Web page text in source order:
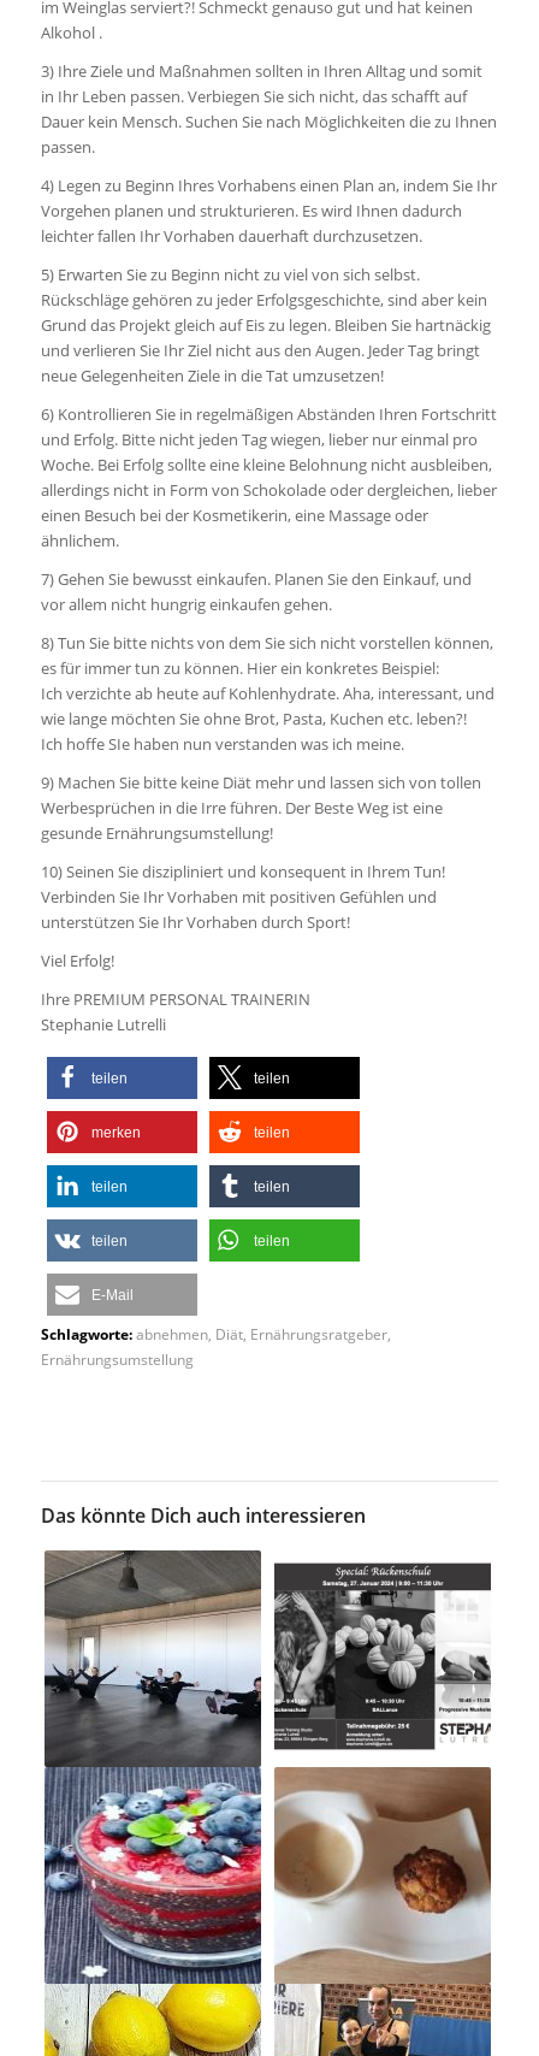
im Weinglas serviert?! Schmeckt genauso gut und hat keinen
Alkohol .
3) Ihre Ziele und Maßnahmen sollten in Ihren Alltag und somit
in Ihr Leben passen. Verbiegen Sie sich nicht, das schafft auf
Dauer kein Mensch. Suchen Sie nach Möglichkeiten die zu Ihnen
passen.
4) Legen zu Beginn Ihres Vorhabens einen Plan an, indem Sie Ihr
Vorgehen planen und strukturieren. Es wird Ihnen dadurch
leichter fallen Ihr Vorhaben dauerhaft durchzusetzen.
5) Erwarten Sie zu Beginn nicht zu viel von sich selbst.
Rückschläge gehören zu jeder Erfolgsgeschichte, sind aber kein
Grund das Projekt gleich auf Eis zu legen. Bleiben Sie hartnäckig
und verlieren Sie Ihr Ziel nicht aus den Augen. Jeder Tag bringt
neue Gelegenheiten Ziele in die Tat umzusetzen!
6) Kontrollieren Sie in regelmäßigen Abständen Ihren Fortschritt
und Erfolg. Bitte nicht jeden Tag wiegen, lieber nur einmal pro
Woche. Bei Erfolg sollte eine kleine Belohnung nicht ausbleiben,
allerdings nicht in Form von Schokolade oder dergleichen, lieber
einen Besuch bei der Kosmetikerin, eine Massage oder
ähnlichem.
7) Gehen Sie bewusst einkaufen. Planen Sie den Einkauf, und
vor allem nicht hungrig einkaufen gehen.
8) Tun Sie bitte nichts von dem Sie sich nicht vorstellen können,
es für immer tun zu können. Hier ein konkretes Beispiel:
Ich verzichte ab heute auf Kohlenhydrate. Aha, interessant, und
wie lange möchten Sie ohne Brot, Pasta, Kuchen etc. leben?!
Ich hoffe SIe haben nun verstanden was ich meine.
9) Machen Sie bitte keine Diät mehr und lassen sich von tollen
Werbesprüchen in die Irre führen. Der Beste Weg ist eine
gesunde Ernährungsumstellung!
10) Seinen Sie diszipliniert und konsequent in Ihrem Tun!
Verbinden Sie Ihr Vorhaben mit positiven Gefühlen und
unterstützen Sie Ihr Vorhaben durch Sport!
Viel Erfolg!
Ihre PREMIUM PERSONAL TRAINERIN
Stephanie Lutrelli
teilen teilen
merken teilen
teilen teilen
teilen teilen
E-Mail
Schlagworte: abnehmen, Diät, Ernährungsratgeber,
Ernährungsumstellung
Das könnte Dich auch interessieren